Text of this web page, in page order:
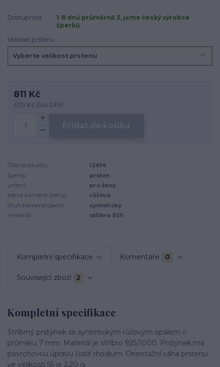
Dostupnost
1-8 dnů průměrně 3, jsme český výrobce
šperků
Velikost prstenu
811 Kč
670 Kč bez DPH
Číslo produktu:
12614
šperky:
prsten
určení:
pro ženy
barva kamene (perly):
růžová
druh kamene (perly):
syntetický
materiál:
stříbro 925
Kompletní specifikace Komentáře 0
Související zboží 2
Kompletní specifikace
Stříbrný prstýnek se syntetickým růžovým opálem o
průměru 7 mm. Materiál je stříbro 925/1000. Prstýnek má
povrchovou úpravu čisté rhodium. Orientační váha prstenu
ve velikosti 55 je 2,20 g.